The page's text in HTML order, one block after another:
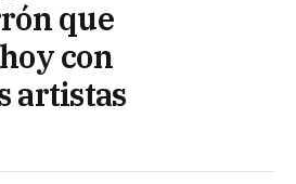
que
con
artistas